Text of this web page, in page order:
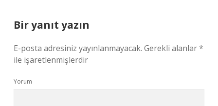
Bir yanıt yazın
E-posta adresiniz yayınlanmayacak. Gerekli alanlar*
ile işaretlenmişlerdir
Yorum